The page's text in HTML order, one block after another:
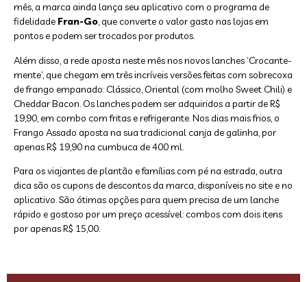
mês, a marca ainda lança seu aplicativo com o programa de
fidelidade Fran-Go, que converte o valor gasto nas lojas em
pontos e podem ser trocados por produtos.
Além disso, a rede aposta neste mês nos novos lanches ‘Crocante-
mente’, que chegam em três incríveis versões feitas com sobrecoxa
de frango empanado: Clássico, Oriental (com molho Sweet Chili) e
Cheddar Bacon. Os lanches podem ser adquiridos a partir de R$
19,90, em combo com fritas e refrigerante. Nos dias mais frios, o
Frango Assado aposta na sua tradicional canja de galinha, por
apenas R$ 19,90 na cumbuca de 400 ml.
Para os viajantes de plantão e famílias com pé na estrada, outra
dica são os cupons de descontos da marca, disponíveis no site e no
aplicativo. São ótimas opções para quem precisa de um lanche
rápido e gostoso por um preço acessível: combos com dois itens
por apenas R$ 15,00.